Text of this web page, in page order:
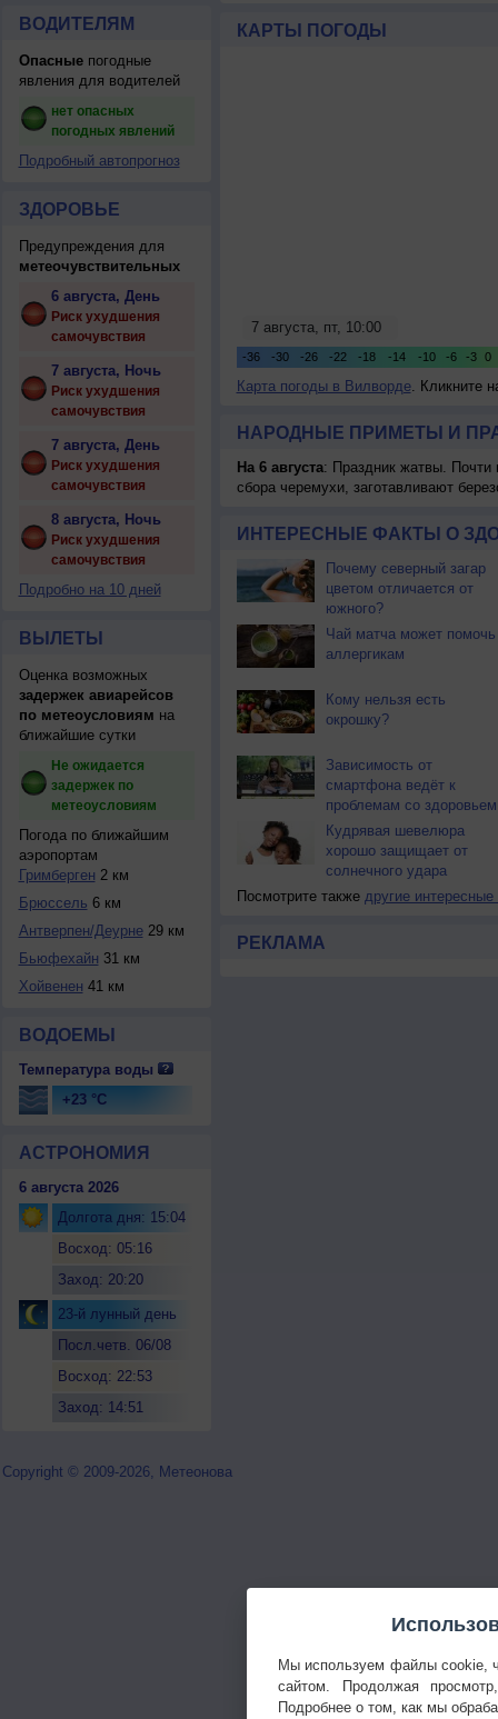
ВОДИТЕЛЯМ
Опасныепогодные
явления для водителей
нет опасных
погодных явлений
Подробный автопрогноз
ЗДОРОВЬЕ
Предупреждения для
метеочувствительных
6 августа, День
Риск ухудшения
самочувствия
7 августа, Ночь
Риск ухудшения
самочувствия
7 августа, День
Риск ухудшения
самочувствия
8 августа, Ночь
Риск ухудшения
самочувствия
Подробно на 10 дней
ВЫЛЕТЫ
Оценка возможных
задержек авиарейсов
по метеоусловиям на
ближайшие сутки
Не ожидается
задержек по
метеоусловиям
Погода по ближайшим
аэропортам
Гримберген 2 км
Брюссель 6 км
Антверпен/Деурне29 км
Бьюфехайн 31 км
Хойвенен 41 км
ВОДОЕМЫ
Температура воды
+23 °C
АСТРОНОМИЯ
6 августа 2026
Долгота дня: 15:04
Восход: 05:16
Заход: 20:20
23-й лунный день
Посл.четв. 06/08
Восход: 22:53
Заход: 14:51
КАРТЫ ПОГОДЫ
Карта погоды в Вилворде. Кликните
НАРОДНЫЕ ПРИМЕТЫ И
На 6 августа: Праздник жатвы. Почти
сбора черемухи, заготавливают
ИНТЕРЕСНЫЕ ФАКТЫ О
Почему северный загар
цветом отличается от
южного?
Чай матча может помочь
аллергикам
Кому нельзя есть
окрошку?
Зависимость от
смартфона ведёт к
проблемам со здоровьем
Кудрявая шевелюра
хорошо защищает от
солнечного удара
Посмотрите также другие интересные
РЕКЛАМА
Copyright © 2009-2026, Метеонова
Мы используем файлы cookie,
сайтом. Продолжая
Подробнее о том, как мы